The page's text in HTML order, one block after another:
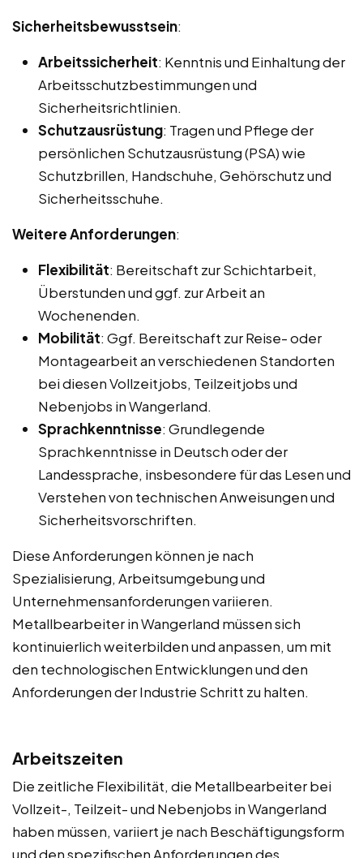
Sicherheitsbewusstsein:
Arbeitssicherheit: Kenntnis und Einhaltung der
Arbeitsschutzbestimmungen und
Sicherheitsrichtlinien.
Schutzausrüstung: Tragen und Pflege der
persönlichen Schutzausrüstung (PSA) wie
Schutzbrillen, Handschuhe, Gehörschutz und
Sicherheitsschuhe.
Weitere Anforderungen:
Flexibilität: Bereitschaft zur Schichtarbeit,
Überstunden und ggf. zur Arbeit an
Wochenenden.
Mobilität: Ggf. Bereitschaft zur Reise- oder
Montagearbeit an verschiedenen Standorten
bei diesen Vollzeitjobs, Teilzeitjobs und
Nebenjobs in Wangerland.
Sprachkenntnisse: Grundlegende
Sprachkenntnisse in Deutsch oder der
Landessprache, insbesondere für das Lesen und
Verstehen von technischen Anweisungen und
Sicherheitsvorschriften.
Diese Anforderungen können je nach
Spezialisierung, Arbeitsumgebung und
Unternehmensanforderungen variieren.
Metallbearbeiter in Wangerland müssen sich
kontinuierlich weiterbilden und anpassen, um mit
den technologischen Entwicklungen und den
Anforderungen der Industrie Schritt zu halten.
Arbeitszeiten
Die zeitliche Flexibilität, die Metallbearbeiter bei
Vollzeit-, Teilzeit- und Nebenjobs in Wangerland
haben müssen, variiert je nach Beschäftigungsform
und den spezifischen Anforderungen des